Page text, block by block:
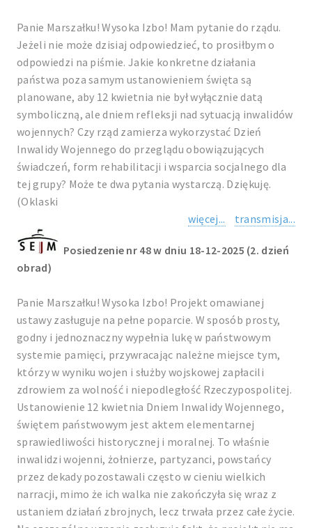
Panie Marszałku! Wysoka Izbo! Mam pytanie do rządu.
Jeżeli nie może dzisiaj odpowiedzieć, to prosiłbym o
odpowiedzi na piśmie. Jakie konkretne działania
państwa poza samym ustanowieniem święta są
planowane, aby 12 kwietnia nie był wyłącznie datą
symboliczną, ale dniem refleksji nad sytuacją inwalidów
wojennych? Czy rząd zamierza wykorzystać Dzień
Inwalidy Wojennego do przeglądu obowiązujących
świadczeń, form rehabilitacji i wsparcia socjalnego dla
tej grupy? Może te dwa pytania wystarczą. Dziękuję.
(Oklaski
więcej...
transmisja...
Posiedzenie nr 48 w dniu 18-12-2025 (2. dzień
obrad)
Panie Marszałku! Wysoka Izbo! Projekt omawianej
ustawy zasługuje na pełne poparcie. W sposób prosty,
godny i jednoznaczny wypełnia lukę w państwowym
systemie pamięci, przywracając należne miejsce tym,
którzy w wyniku wojen i służby wojskowej zapłacili
zdrowiem za wolność i niepodległość Rzeczypospolitej.
Ustanowienie 12 kwietnia Dniem Inwalidy Wojennego,
świętem państwowym jest aktem elementarnej
sprawiedliwości historycznej i moralnej. To właśnie
inwalidzi wojenni, żołnierze, partyzanci, powstańcy
przez dekady pozostawali często w cieniu wielkich
narracji, mimo że ich walka nie zakończyła się wraz z
ustaniem działań zbrojnych, lecz trwała przez całe życie.